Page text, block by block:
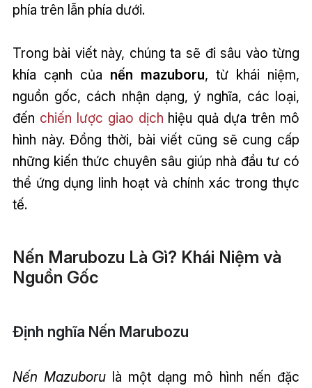
phía trên lẫn phía dưới.
Trong bài viết này, chúng ta sẽ đi sâu vào từng
khía cạnh của nến mazuboru, từ khái niệm,
nguồn gốc, cách nhận dạng, ý nghĩa, các loại,
đến chiến lược giao dịch hiệu quả dựa trên mô
hình này. Đồng thời, bài viết cũng sẽ cung cấp
những kiến thức chuyên sâu giúp nhà đầu tư có
thể ứng dụng linh hoạt và chính xác trong thực
tế.
Nến Marubozu Là Gì? Khái Niệm và
Nguồn Gốc
Định nghĩa Nến Marubozu
Nến Mazuboru là một dạng mô hình nến đặc